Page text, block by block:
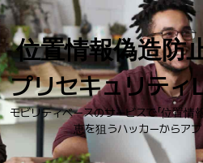
位置情報偽造防
プリセキュリテ
モビリティベースのサービスで「位置情
恵を狙うハッカーからア